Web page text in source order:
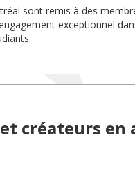
sont remis à des
exceptionnel
créateurs en